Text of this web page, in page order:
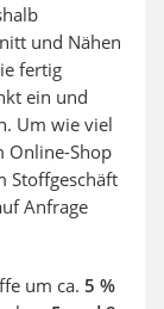
und Nähen
fertig
ein und
Um wie viel
Online-Shop
Stoffgeschäft
Anfrage
um ca. 5 %